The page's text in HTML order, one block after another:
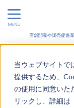
当ウェブサイトで
提供するため、
の使用に同意いた
リックし、詳細は
店舗開発や販売促進
フレームワーク4選